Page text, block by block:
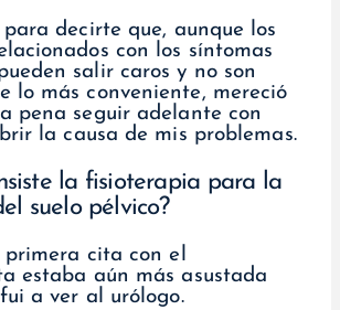
para decirte que, aunque los
con los síntomas
salir caros y no son
lo más conveniente, mereció
pena seguir adelante con
la causa de mis problemas.
la fisioterapia para la
suelo pélvico?
cita con el
estaba aún más asustada
a ver al urólogo.